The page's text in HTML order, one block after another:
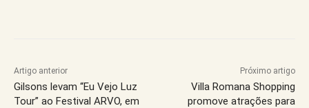
Artigo anterior
Gilsons levam “Eu Vejo Luz
Tour” ao Festival ARVO, em
Próximo artigo
Villa Romana Shopping
promove atrações para